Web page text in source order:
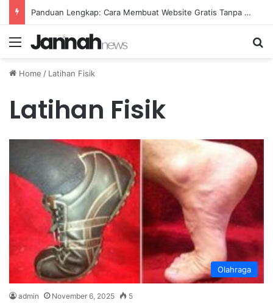
Panduan Lengkap: Cara Membuat Website Gratis Tanpa Coding
Menu
Home / Latihan Fisik
Latihan Fisik
Olahraga
admin November 6, 2025 5